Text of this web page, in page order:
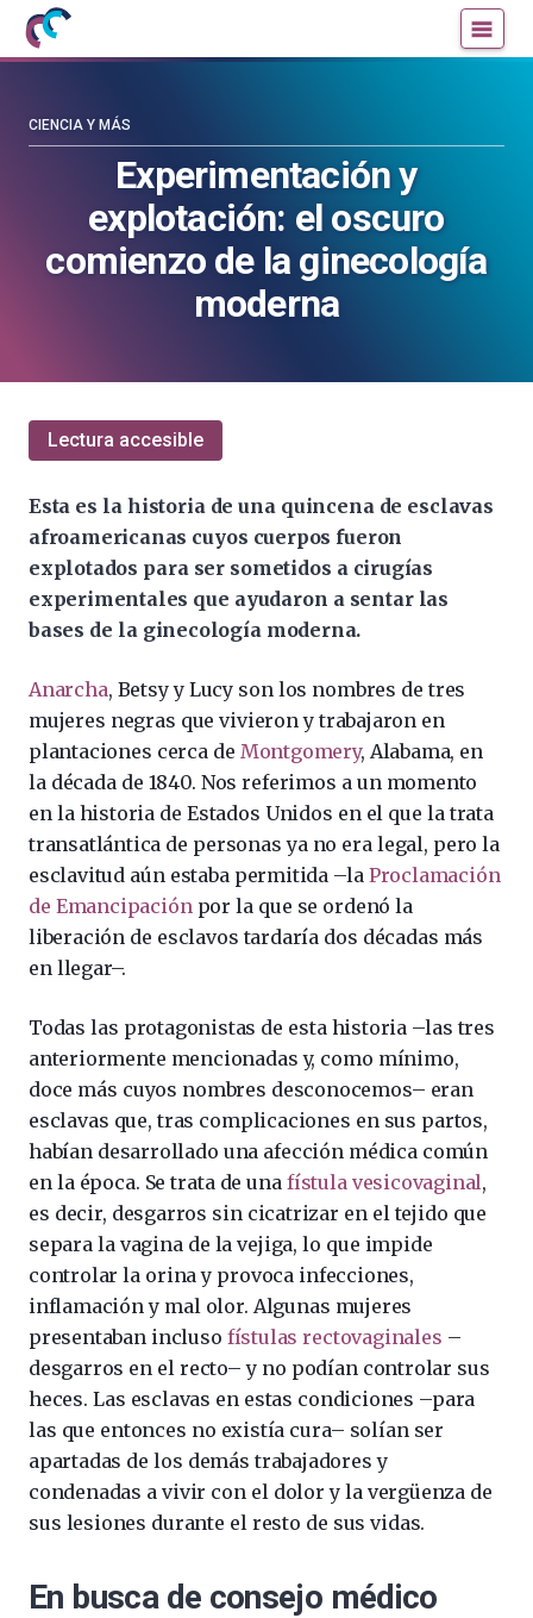
Mujeres
con
blog
Experimentación y
explotación: el oscuro
comienzo de la ginecología
moderna
CIENCIA Y MÁS
Lectura accesible
Esta es la historia de una quincena de esclavas
afroamericanas cuyos cuerpos fueron
explotados para ser sometidos a cirugías
experimentales que ayudaron a sentar las
bases de la ginecología moderna.
Anarcha, Betsy y Lucy son los nombres de tres
mujeres negras que vivieron y trabajaron en
plantaciones cerca de Montgomery, Alabama, en
la década de 1840. Nos referimos a un momento
en la historia de Estados Unidos en el que la trata
transatlántica de personas ya no era legal, pero la
esclavitud aún estaba permitida –la Proclamación
de Emancipaciónpor la que se ordenó la
liberación de esclavos tardaría dos décadas más
en llegar–.
Todas las protagonistas de esta historia –las tres
anteriormente mencionadas y, como mínimo,
doce más cuyos nombres desconocemos– eran
esclavas que, tras complicaciones en sus partos,
habían desarrollado una afección médica común
en la época. Se trata de unafístula vesicovaginal,
es decir, desgarros sin cicatrizar en el tejido que
separa la vagina de la vejiga, lo que impide
controlar la orina y provoca infecciones,
inflamación y mal olor. Algunas mujeres
presentaban incluso fístulas rectovaginales –
desgarros en el recto– y no podían controlar sus
heces. Las esclavas en estas condiciones –para
las que entonces no existía cura– solían ser
apartadas de los demás trabajadores y
condenadas a vivir con el dolor y la vergüenza de
sus lesiones durante el resto de sus vidas.
En busca de consejo médico